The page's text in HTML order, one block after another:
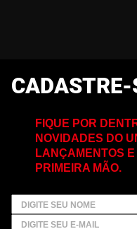
CADASTRE-
FIQUE POR
NOVIDADES DO
LANÇAMENTOS
PRIMEIRA MÃO.